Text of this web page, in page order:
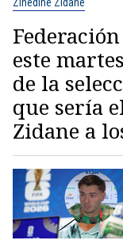
este
de la
que sería
Zidane a